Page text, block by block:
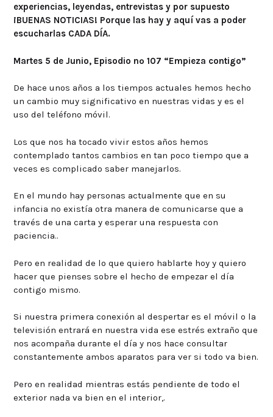
experiencias, leyendas, entrevistas y por supuesto
¡BUENAS NOTICIAS! Porque las hay y aquí vas a poder
escucharlas CADA DÍA.
Martes 5 de Junio, Episodio nº 107 “Empieza contigo”
De hace unos años a los tiempos actuales hemos hecho
un cambio muy significativo en nuestras vidas y es el
uso del teléfono móvil.
Los que nos ha tocado vivir estos años hemos
contemplado tantos cambios en tan poco tiempo que a
veces es complicado saber manejarlos.
En el mundo hay personas actualmente que en su
infancia no existía otra manera de comunicarse que a
través de una carta y esperar una respuesta con
paciencia..
Pero en realidad de lo que quiero hablarte hoy y quiero
hacer que pienses sobre el hecho de empezar el día
contigo mismo.
Si nuestra primera conexión al despertar es el móvil o la
televisión entrará en nuestra vida ese estrés extraño que
nos acompaña durante el día y nos hace consultar
constantemente ambos aparatos para ver si todo va bien.
Pero en realidad mientras estás pendiente de todo el
exterior nada va bien en el interior,.